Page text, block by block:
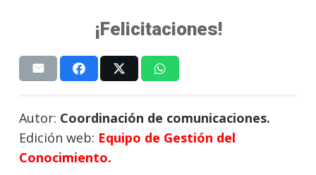
¡Felicitaciones!
Autor: Coordinación de comunicaciones.
Edición web: Equipo de Gestión del
Conocimiento.